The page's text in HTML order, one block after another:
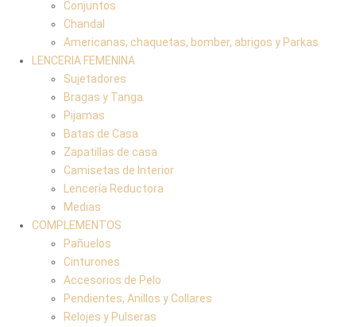
Conjuntos
Chandal
Americanas, chaquetas, bomber, abrigos y Parkas
LENCERIA FEMENINA
Sujetadores
Bragas y Tanga
Pijamas
Batas de Casa
Zapatillas de casa
Camisetas de Interior
Lencería Reductora
Medias
COMPLEMENTOS
Pañuelos
Cinturones
Accesorios de Pelo
Pendientes, Anillos y Collares
Relojes y Pulseras